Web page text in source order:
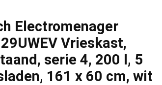
Electromenager
Vrieskast,
serie 4, 200 l, 5
161 x 60 cm, wit